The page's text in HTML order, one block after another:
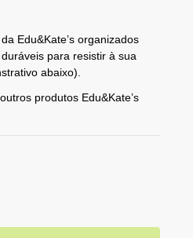
Edu&Kate’s organizados
para resistir à sua
abaixo).
produtos Edu&Kate’s